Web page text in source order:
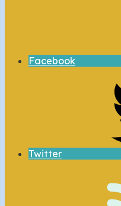
Facebook
Twitter